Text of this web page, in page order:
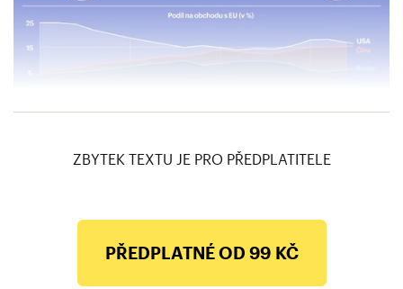
ZBYTEK TEXTU JE PRO PŘEDPLATITELE
PŘEDPLATNÉ OD 99 KČ